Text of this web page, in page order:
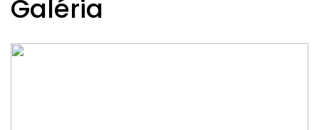
Galéria